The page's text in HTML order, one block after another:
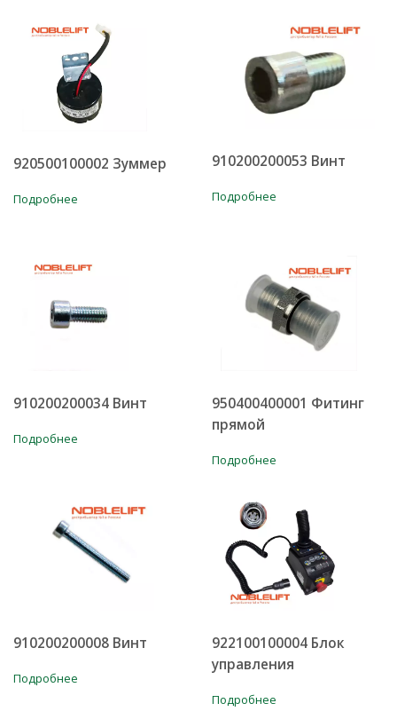
920500100002 Зуммер
Подробнее
910200200053 Винт
Подробнее
910200200034 Винт
Подробнее
950400400001 Фитинг
прямой
Подробнее
910200200008 Винт
Подробнее
922100100004 Блок
управления
Подробнее